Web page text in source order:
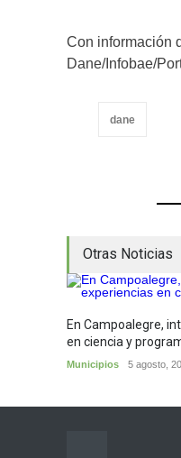
Con información
Dane/Infobae/
dane
Otras Noticias
En Campoalegre,
en ciencia y
Municipios 5 agosto,